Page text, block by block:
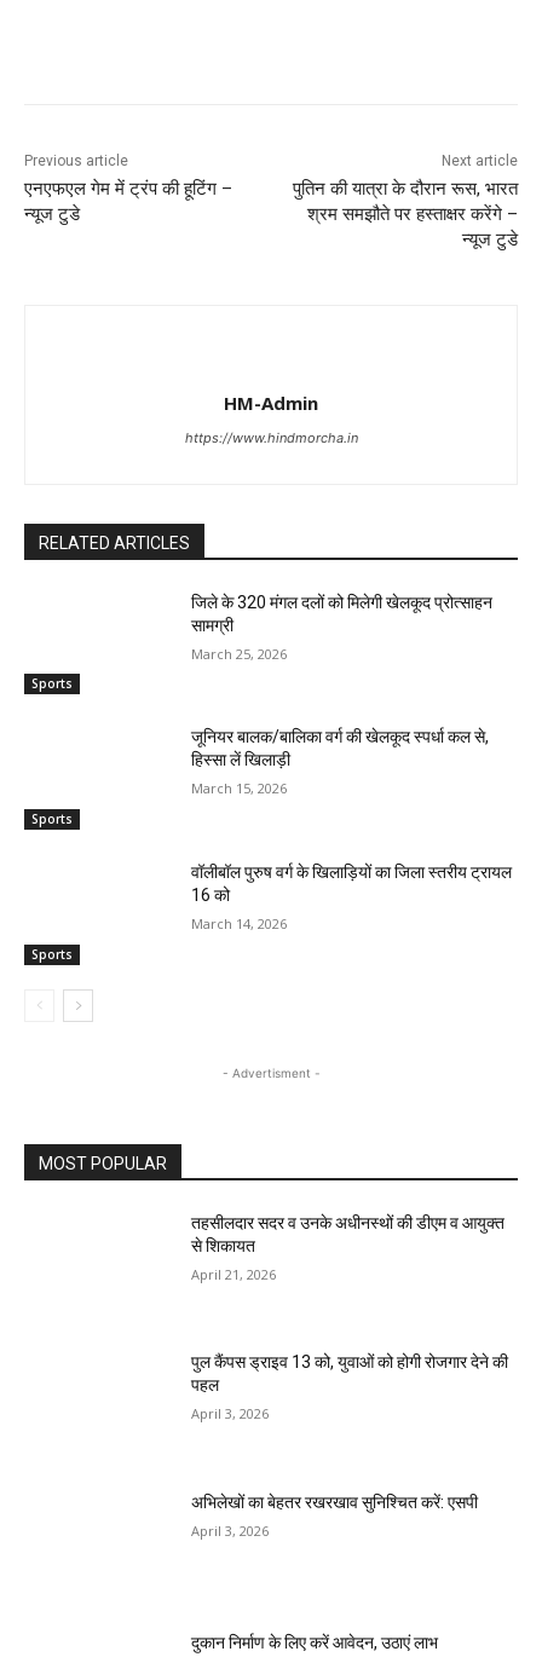
Previous article
एनएफएल गेम में ट्रंप की हूटिंग –
न्यूज टुडे
Next article
पुतिन की यात्रा के दौरान रूस, भारत
श्रम समझौते पर हस्ताक्षर करेंगे –
न्यूज टुडे
HM-Admin
https://www.hindmorcha.in
RELATED ARTICLES
Sports
जिले के 320 मंगल दलों को मिलेगी खेलकूद प्रोत्साहन
सामग्री
March 25, 2026
Sports
जूनियर बालक/बालिका वर्ग की खेलकूद स्पर्धा कल से,
हिस्सा लें खिलाड़ी
March 15, 2026
Sports
वॉलीबॉल पुरुष वर्ग के खिलाड़ियों का जिला स्तरीय ट्रायल
16 को
March 14, 2026
- Advertisment -
MOST POPULAR
तहसीलदार सदर व उनके अधीनस्थों की डीएम व आयुक्त
से शिकायत
April 21, 2026
पुल कैंपस ड्राइव 13 को, युवाओं को होगी रोजगार देने की
पहल
April 3, 2026
अभिलेखों का बेहतर रखरखाव सुनिश्चित करें: एसपी
April 3, 2026
दुकान निर्माण के लिए करें आवेदन, उठाएं लाभ